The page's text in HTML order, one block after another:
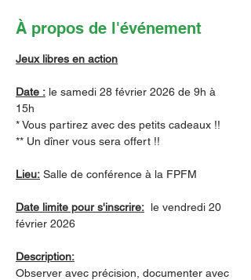
À propos de l'événement
Jeux libres en action
Date : le samedi 28 février 2026 de 9h à
15h
* Vous partirez avec des petits cadeaux !!
** Un dîner vous sera offert !!
Lieu: Salle de conférence à la FPFM
Date limite pour s'inscrire: le vendredi 20
février 2026
Description:
Observer avec précision, documenter avec